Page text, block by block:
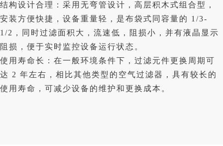
结构设计合理：采用无弯管设计，高层积木式组合型，
安装方便快捷，设备重量轻，是布袋式同容量的 1/3-
1/2，同时过滤面积大，流速低，阻损小，并有液晶显示
阻损，便于实时监控设备运行状态。
使用寿命长：在一般环境条件下，过滤元件更换周期可
达 2 年左右，相比其他类型的空气过滤器，具有较长的
使用寿命，可减少设备的维护和更换成本。